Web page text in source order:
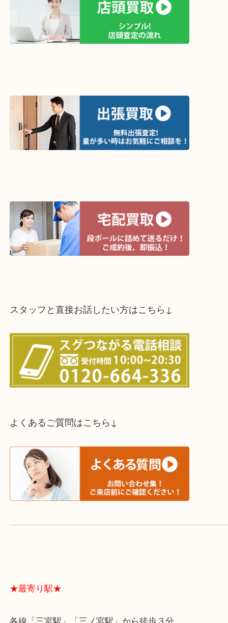
みなさまのご利用を心よりお待ちしております。
ホームページ特典は下記バナーよりご確認ください
ライン査定始めました☆お友だち登録お願いしま
買取方法は以下の３つです。